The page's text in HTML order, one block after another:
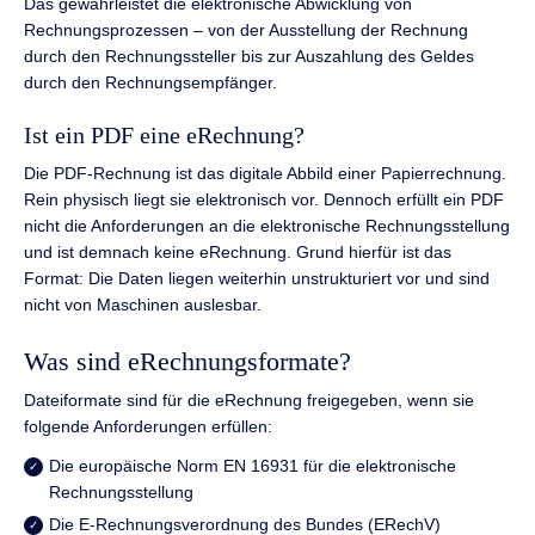
Rechnungsprozessen – von der Ausstellung der Rechnung
durch den Rechnungssteller bis zur Auszahlung des Geldes
durch den Rechnungsempfänger.
Ist ein PDF eine eRechnung?
Die PDF-Rechnung ist das digitale Abbild einer Papierrechnung.
Rein physisch liegt sie elektronisch vor. Dennoch erfüllt ein PDF
nicht die Anforderungen an die elektronische Rechnungsstellung
und ist demnach keine eRechnung. Grund hierfür ist das
Format: Die Daten liegen weiterhin unstrukturiert vor und sind
nicht von Maschinen auslesbar.
Was sind eRechnungsformate?
Dateiformate sind für die eRechnung freigegeben, wenn sie
folgende Anforderungen erfüllen:
Die europäische Norm EN 16931 für die elektronische
Rechnungsstellung
Die E-Rechnungsverordnung des Bundes (ERechV)